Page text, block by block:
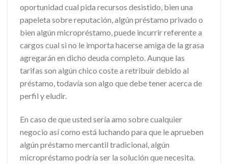
oportunidad cual pida recursos desistido, bien una
papeleta sobre reputación, algún préstamo privado o
bien algún micropréstamo, puede incurrir referente a
cargos cual si no le importa hacerse amiga de la grasa
agregarán en dicho deuda completo. Aunque las
tarifas son algún chico coste a retribuir debido al
préstamo, todavía son algo que debe tener acerca de
perfil y eludir.
En caso de que usted serí­a amo sobre cualquier
negocio así­ como está luchando para que le aprueben
algún préstamo mercantil tradicional, algún
micropréstamo podría ser la solución que necesita.